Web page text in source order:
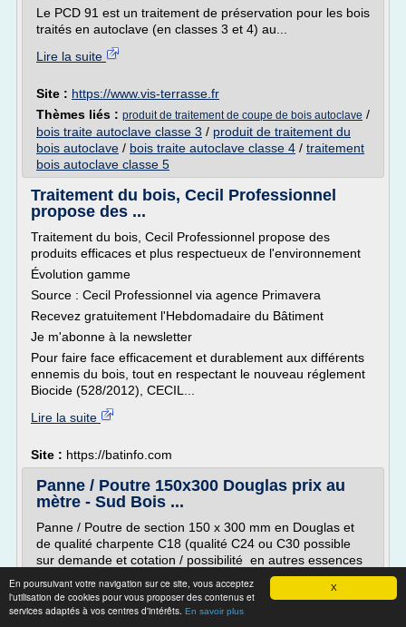
X
En poursuivant votre navigation sur ce site, vous acceptez
l'utilisation de cookies pour vous proposer des contenus et
services adaptés à vos centres d'intérêts. En savoir plus
Le PCD 91 est un traitement de préservation pour les bois
traités en autoclave (en classes 3 et 4) au...
Lire la suite
Site : https://www.vis-terrasse.fr
Thèmes liés : produit de traitement de coupe de bois autoclave /
bois traite autoclave classe 3 / produit de traitement du
bois autoclave / bois traite autoclave classe 4 / traitement
bois autoclave classe 5
Traitement du bois, Cecil Professionnel
propose des ...
Traitement du bois, Cecil Professionnel propose des
produits efficaces et plus respectueux de l'environnement
Évolution gamme
Source : Cecil Professionnel via agence Primavera
Recevez gratuitement l'Hebdomadaire du Bâtiment
Je m'abonne à la newsletter
Pour faire face efficacement et durablement aux différents
ennemis du bois, tout en respectant le nouveau réglement
Biocide (528/2012), CECIL...
Lire la suite
Site : https://batinfo.com
Panne / Poutre 150x300 Douglas prix au
mètre - Sud Bois ...
Panne / Poutre de section 150 x 300 mm en Douglas et
de qualité charpente C18 (qualité C24 ou C30 possible
sur demande et cotation / possibilité en autres essences
Bois frais de sciage. Prix au mètre linéaire.
Le Bois Douglas, Pin d'Oregon ou Pin Douglas (suivant